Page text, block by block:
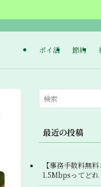
ポイ活 節約
最近の投稿
【事務手数料無
1.5Mbpsってどれ